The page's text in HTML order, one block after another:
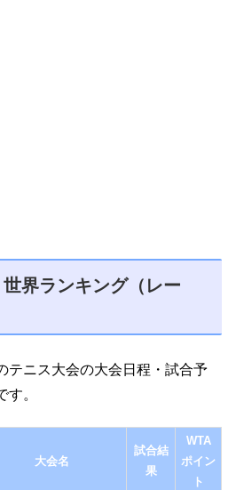
界ランキング（レー
テニス大会の大会日程・試合予
。
大会名
試合結
果
WTA
ポイン
ト